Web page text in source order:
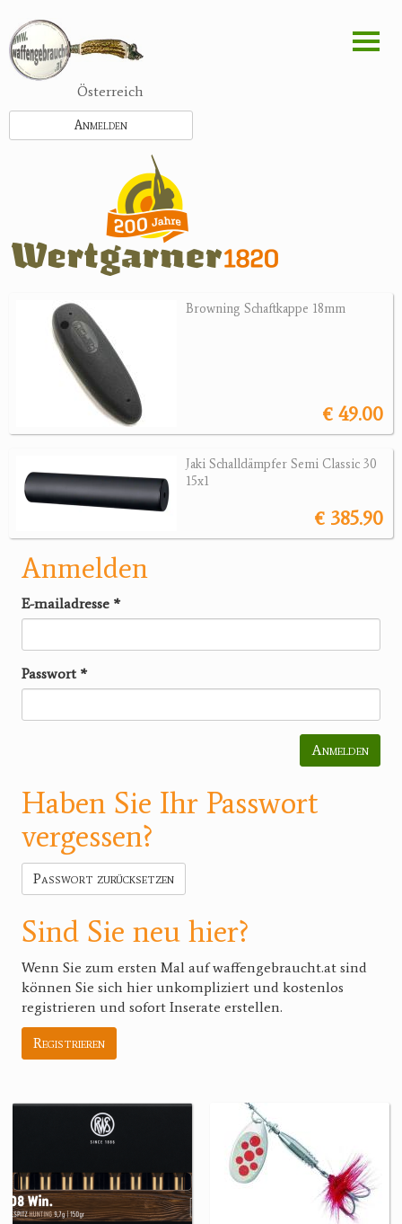
zum
Inhalt
Österreich
Anmelden
Browning Schaftkappe 18mm
€ 49.00
Jaki Schalldämpfer Semi Classic 30
15x1
€ 385.90
Anmelden
E-mailadresse *
Passwort *
Anmelden
Haben Sie Ihr Passwort
vergessen?
Passwort zurücksetzen
Sind Sie neu hier?
Wenn Sie zum ersten Mal auf waffengebraucht.at sind
können Sie sich hier unkompliziert und kostenlos
registrieren und sofort Inserate erstellen.
Registrieren